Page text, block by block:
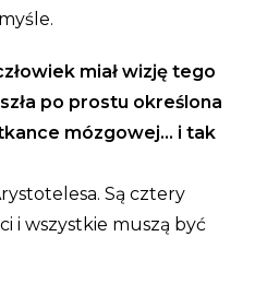
miał wizję tego
po prostu określona
mózgowej… i tak
Są cztery
i wszystkie muszą być